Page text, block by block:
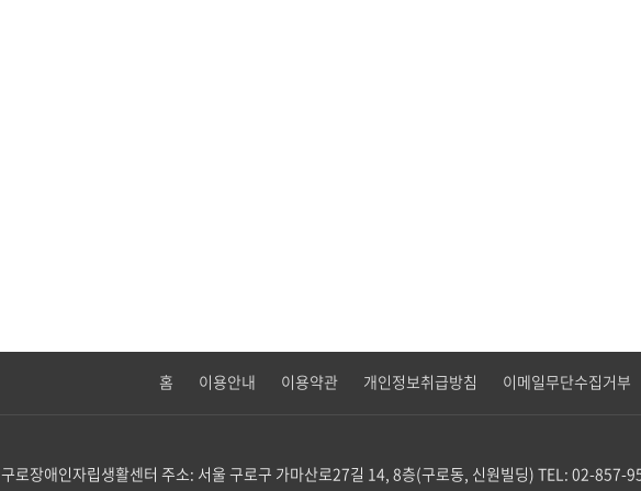
홈 이용안내 이용약관 개인정보취급방침 이메일무단수집거부
구로장애인자립생활센터 주소: 서울 구로구 가마산로27길 14, 8층(구로동, 신원빌딩) TEL: 02-857-